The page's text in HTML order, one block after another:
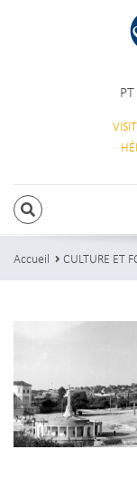
PT
RECHERCHE
Accueil CULTURE ET